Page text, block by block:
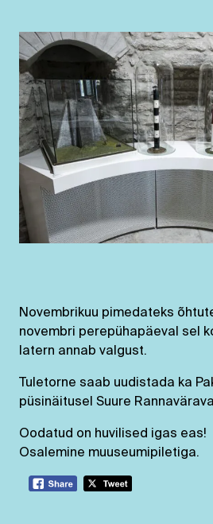
Novembrikuu pimedateks
novembri perepühapäeval sel
latern annab valgust.
Tuletorne saab uudistada ka
püsinäitusel Suure
Oodatud on huvilised igas eas!
Osalemine muuseumipiletiga.